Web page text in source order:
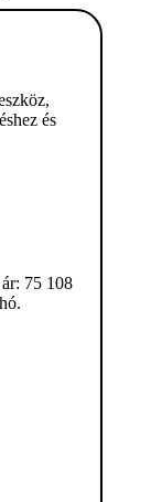
és
75 108